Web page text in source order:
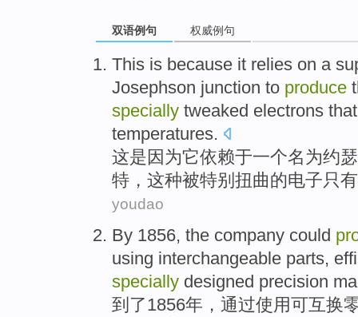
双语例句 权威例句
This is because it relies on a
Josephson junction to produce
specially tweaked electrons
temperatures.
这是因为它依赖于一个名为约
特， 这种被特别 扭曲的电子只有
youdao
By 1856, the company could
using interchangeable parts,
specially designed precision
到了1856年， 通过使用可互换